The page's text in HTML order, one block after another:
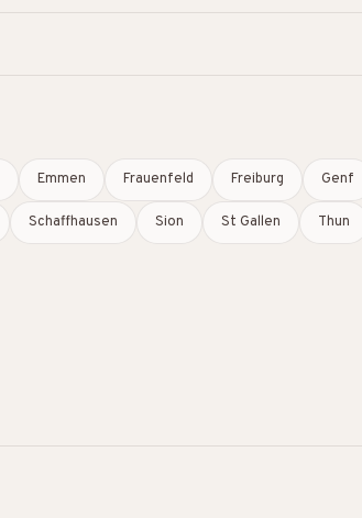
Emmen Frauenfeld Freiburg Genf
Schaffhausen Sion St Gallen Thun